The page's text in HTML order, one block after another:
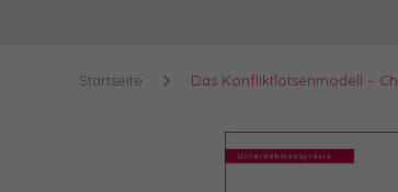
Startseite Das Konfliktlotsenmodell –